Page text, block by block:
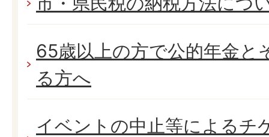
65歳以上の方で公的年金と
る方へ
イベントの中止等によるチ